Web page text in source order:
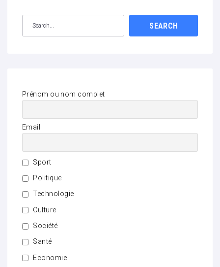
SEARCH
Prénom ou nom complet
Email
Sport
Politique
Technologie
Culture
Société
Santé
Economie